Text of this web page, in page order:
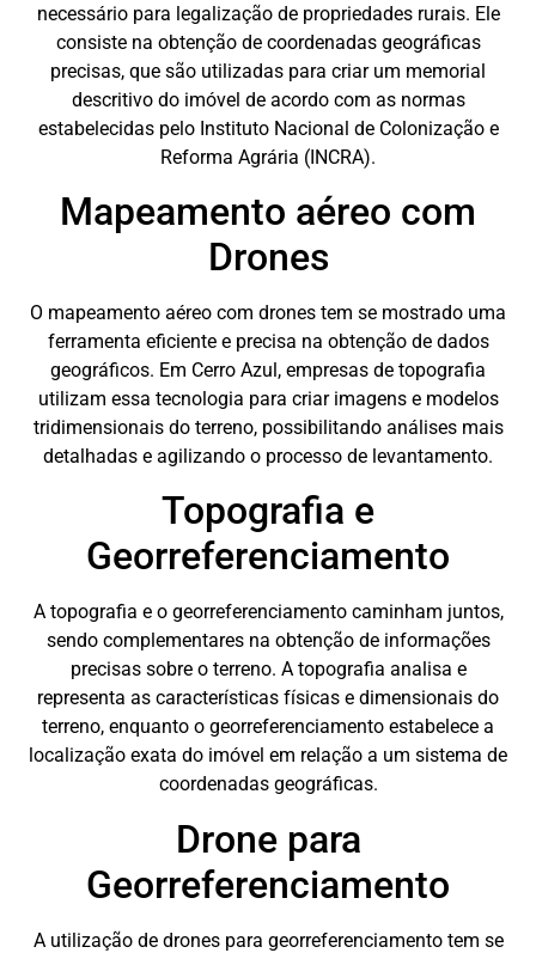
necessário para legalização de propriedades rurais. Ele
consiste na obtenção de coordenadas geográficas
precisas, que são utilizadas para criar um memorial
descritivo do imóvel de acordo com as normas
estabelecidas pelo Instituto Nacional de Colonização e
Reforma Agrária (INCRA).
Mapeamento aéreo com
Drones
O mapeamento aéreo com drones tem se mostrado uma
ferramenta eficiente e precisa na obtenção de dados
geográficos. Em Cerro Azul, empresas de topografia
utilizam essa tecnologia para criar imagens e modelos
tridimensionais do terreno, possibilitando análises mais
detalhadas e agilizando o processo de levantamento.
Topografia e
Georreferenciamento
A topografia e o georreferenciamento caminham juntos,
sendo complementares na obtenção de informações
precisas sobre o terreno. A topografia analisa e
representa as características físicas e dimensionais do
terreno, enquanto o georreferenciamento estabelece a
localização exata do imóvel em relação a um sistema de
coordenadas geográficas.
Drone para
Georreferenciamento
A utilização de drones para georreferenciamento tem se